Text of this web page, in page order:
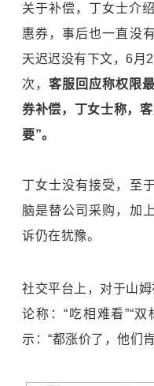
关于补偿，丁女士介
惠券，事后也一直没
天迟迟没有下文，6月
次， 客服回应称权限
券补偿，丁女士称，
要”。
丁女士没有接受，至
脑是替公司采购，加
诉仍在犹豫。
社交平台上，对于山姆
论称：“吃相难看”“
示：“都涨价了，他们